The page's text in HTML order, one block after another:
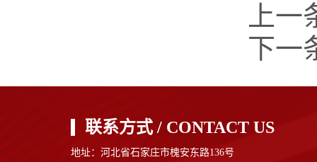
上一
下一
联系方式 / CONTACT US
地址：河北省石家庄市槐安东路136号